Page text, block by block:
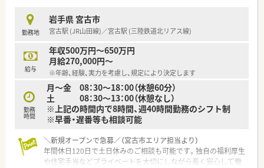
勤務地
岩手県 宮古市
宮古駅 (JR山田線)／宮古駅 (三陸鉄道北リアス線)
給与
年収500万円～650万円
月給270,000円～
※年齢、経験、実力を考慮し、規定により決定します
勤務
時間
月～金 08：30～18：00（休憩60分）
土 08：30～13：00（休憩なし）
※上記の時間内で8時間、週40時間勤務のシフト制
※早番・遅番等も相談可能
＼新規オープンで急募／（宮古市エリア担当より）
年間休日120日で土日休みのご相談も可能です。独自の福利厚生
や住宅手当などプライベートを大切にしながら長く安心して働